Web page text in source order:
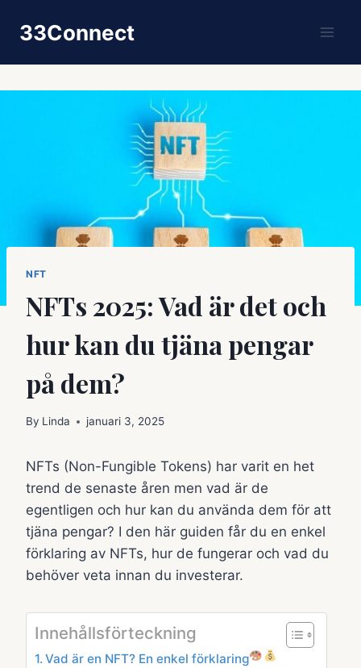
33Connect
NFT
NFTs 2025: Vad är det och
hur kan du tjäna pengar
på dem?
By Linda januari 3, 2025
NFTs (Non-Fungible Tokens) har varit en het
trend de senaste åren men vad är de
egentligen och hur kan du använda dem för att
tjäna pengar? I den här guiden får du en enkel
förklaring av NFTs, hur de fungerar och vad du
behöver veta innan du investerar.
Innehållsförteckning
Vad är en NFT? En enkel förklaring